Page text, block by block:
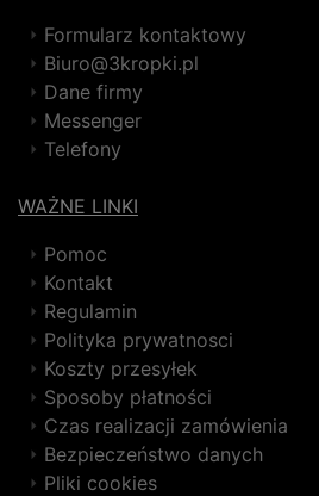
Formularz kontaktowy
Biuro@3kropki.pl
Dane firmy
Messenger
Telefony
WAŻNE LINKI
Pomoc
Kontakt
Regulamin
Polityka prywatnosci
Koszty przesyłek
Sposoby płatności
Czas realizacji zamówienia
Bezpieczeństwo danych
Pliki cookies